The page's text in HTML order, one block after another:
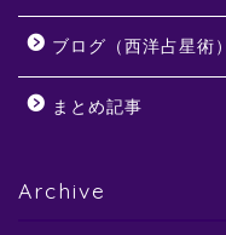
ブログ（西洋占星術）
まとめ記事
Archive